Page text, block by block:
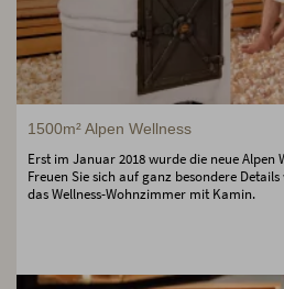
1500m² Alpen Wellness
Erst im Januar 2018 wurde die neue Alpen
Freuen Sie sich auf ganz besondere
das Wellness-Wohnzimmer mit Kamin.